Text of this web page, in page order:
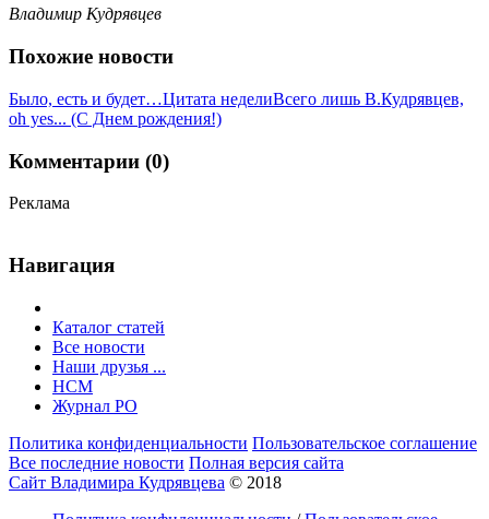
Владимир Кудрявцев
Похожие новости
Было, есть и будет…Цитата неделиВсего лишь В.Кудрявцев,
oh yes... (С Днем рождения!)
Комментарии (0)
Реклама
Навигация
Каталог статей
Все новости
Наши друзья ...
HCM
Журнал РО
Политика конфиденциальности Пользовательское соглашение
Все последние новости Полная версия сайта
Сайт Владимира Кудрявцева © 2018